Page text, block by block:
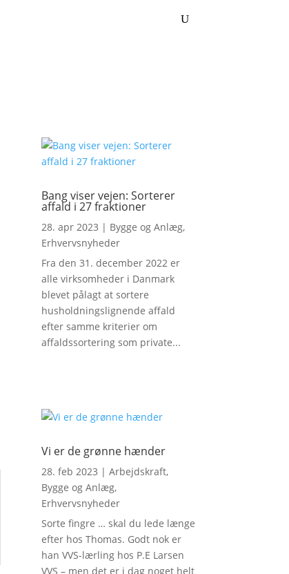
Bang viser vejen: Sorterer
affald i 27 fraktioner
28. apr 2023 | Bygge og Anlæg,
Erhvervsnyheder
Fra den 31. december 2022 er
alle virksomheder i Danmark
blevet pålagt at sortere
husholdningslignende affald
efter samme kriterier om
affaldssortering som private...
Vi er de grønne hænder
28. feb 2023 |Arbejdskraft,
Bygge og Anlæg,
Erhvervsnyheder
Sorte fingre … skal du lede længe
efter hos Thomas. Godt nok er
han VVS-lærling hos P.E Larsen
VVS – men det er i dag noget helt